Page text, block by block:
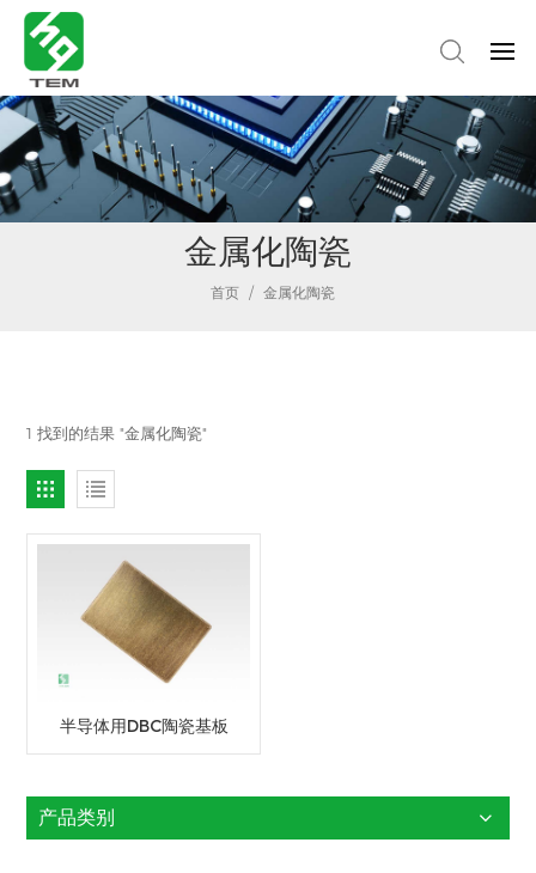
金属化陶瓷
首页 / 金属化陶瓷
1 找到的结果 "金属化陶瓷"
半导体用DBC陶瓷基板
产品类别